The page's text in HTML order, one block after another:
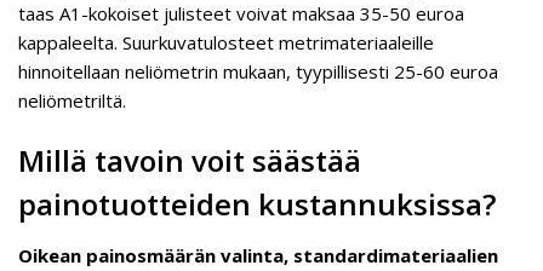
taas A1-kokoiset julisteet voivat maksaa 35-50 euroa
kappaleelta. Suurkuvatulosteet metrimateriaaleille
hinnoitellaan neliömetrin mukaan, tyypillisesti 25-60 euroa
neliömetriltä.
Millä tavoin voit säästää
painotuotteiden kustannuksissa?
Oikean painosmäärän valinta, standardimateriaalien